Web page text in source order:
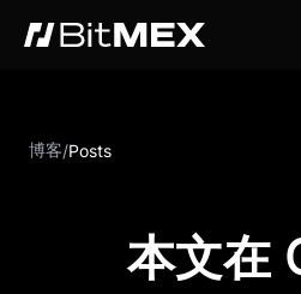
博客/Posts
本文在